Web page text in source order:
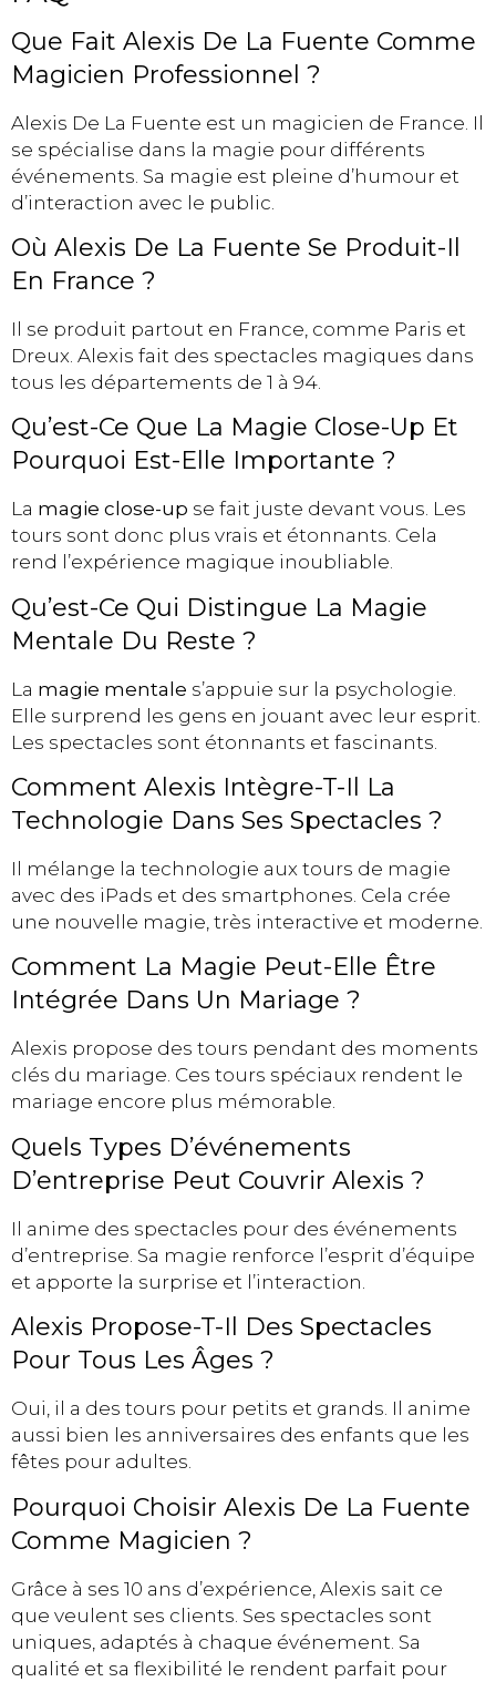
Que Fait Alexis De La Fuente Comme
Magicien Professionnel ?
Alexis De La Fuente est un magicien de France. Il
se spécialise dans la magie pour différents
événements. Sa magie est pleine d’humour et
d’interaction avec le public.
Où Alexis De La Fuente Se Produit-Il
En France ?
Il se produit partout en France, comme Paris et
Dreux. Alexis fait des spectacles magiques dans
tous les départements de 1 à 94.
Qu’est-Ce Que La Magie Close-Up Et
Pourquoi Est-Elle Importante ?
La magie close-up se fait juste devant vous. Les
tours sont donc plus vrais et étonnants. Cela
rend l’expérience magique inoubliable.
Qu’est-Ce Qui Distingue La Magie
Mentale Du Reste ?
La magie mentale s’appuie sur la psychologie.
Elle surprend les gens en jouant avec leur esprit.
Les spectacles sont étonnants et fascinants.
Comment Alexis Intègre-T-Il La
Technologie Dans Ses Spectacles ?
Il mélange la technologie aux tours de magie
avec des iPads et des smartphones. Cela crée
une nouvelle magie, très interactive et moderne.
Comment La Magie Peut-Elle Être
Intégrée Dans Un Mariage ?
Alexis propose des tours pendant des moments
clés du mariage. Ces tours spéciaux rendent le
mariage encore plus mémorable.
Quels Types D’événements
D’entreprise Peut Couvrir Alexis ?
Il anime des spectacles pour des événements
d’entreprise. Sa magie renforce l’esprit d’équipe
et apporte la surprise et l’interaction.
Alexis Propose-T-Il Des Spectacles
Pour Tous Les Âges ?
Oui, il a des tours pour petits et grands. Il anime
aussi bien les anniversaires des enfants que les
fêtes pour adultes.
Pourquoi Choisir Alexis De La Fuente
Comme Magicien ?
Grâce à ses 10 ans d’expérience, Alexis sait ce
que veulent ses clients. Ses spectacles sont
uniques, adaptés à chaque événement. Sa
qualité et sa flexibilité le rendent parfait pour